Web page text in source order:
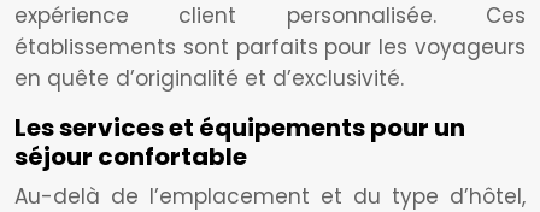
expérience client personnalisée. Ces
établissements sont parfaits pour les voyageurs
en quête d’originalité et d’exclusivité.
Les services et équipements pour un
séjour confortable
Au-delà de l’emplacement et du type d’hôtel,